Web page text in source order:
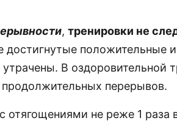
, тренировки не
достигнутые положительные
В оздоровительной
продолжительных перерывов.
отягощениями не реже 1 раза